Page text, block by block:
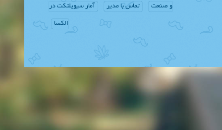
و صنعت تماس با مدیر آمار سیویلتکت در
الکسا